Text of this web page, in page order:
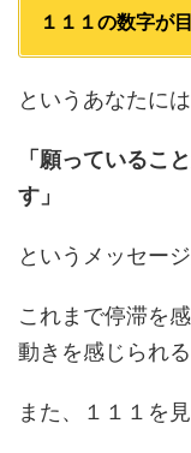
１１１の数字が
というあなたに
「願っているこ
す」
というメッセー
これまで停滞を
動きを感じられる
また、１１１を